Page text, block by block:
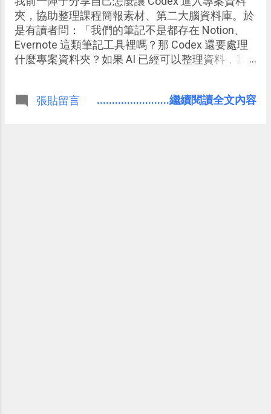
夾，協助整理課程簡報素材、第二大腦資料庫。於
是有讀者問：「我們的筆記不是都存在 Notion、
Evernote 這類筆記工具裡嗎？那 Codex 還要處理
什麼專案資料夾？如果 AI 已經可以整理資料，我
張貼留言 ........................繼續閱讀全文內容